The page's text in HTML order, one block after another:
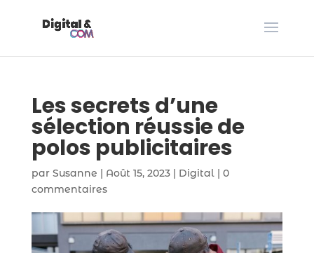
Les secrets d’une
sélection réussie de
polos publicitaires
par Susanne | Août 15, 2023| Digital| 0
commentaires